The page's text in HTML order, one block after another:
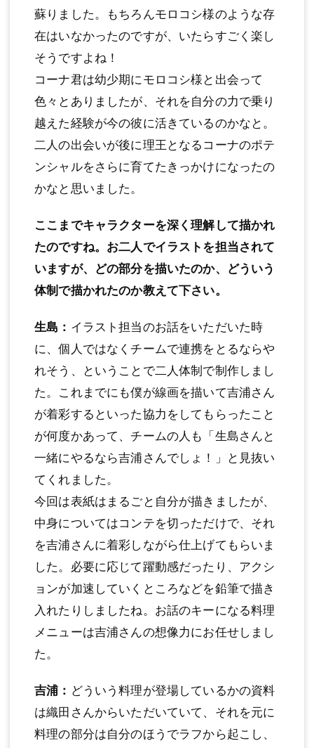
蘇りました。もちろんモロコシ様のような存
在はいなかったのですが、いたらすごく楽し
そうですよね！
コーナ君は幼少期にモロコシ様と出会って
色々とありましたが、それを自分の力で乗り
越えた経験が今の彼に活きているのかなと。
二人の出会いが後に理王となるコーナのポテ
ンシャルをさらに育てたきっかけになったの
かなと思いました。
ここまでキャラクターを深く理解して描かれ
たのですね。お二人でイラストを担当されて
いますが、どの部分を描いたのか、どういう
体制で描かれたのか教えて下さい。
生島： イラスト担当のお話をいただいた時
に、個人ではなくチームで連携をとるならや
れそう、ということで二人体制で制作しまし
た。これまでにも僕が線画を描いて吉浦さん
が着彩するといった協力をしてもらったこと
が何度かあって、チームの人も「生島さんと
一緒にやるなら吉浦さんでしょ！」と見抜い
てくれました。
今回は表紙はまるごと自分が描きましたが、
中身についてはコンテを切っただけで、それ
を吉浦さんに着彩しながら仕上げてもらいま
した。必要に応じて躍動感だったり、アクシ
ョンが加速していくところなどを鉛筆で描き
入れたりしましたね。お話のキーになる料理
メニューは吉浦さんの想像力にお任せしまし
た。
吉浦： どういう料理が登場しているかの資料
は織田さんからいただいていて、それを元に
料理の部分は自分のほうでラフから起こし、